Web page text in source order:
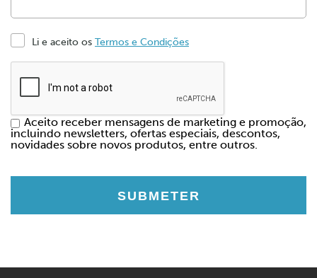
Li e aceito os Termos e Condições
Aceito receber mensagens de marketing e promoção,
incluindo newsletters, ofertas especiais, descontos,
novidades sobre novos produtos, entre outros.